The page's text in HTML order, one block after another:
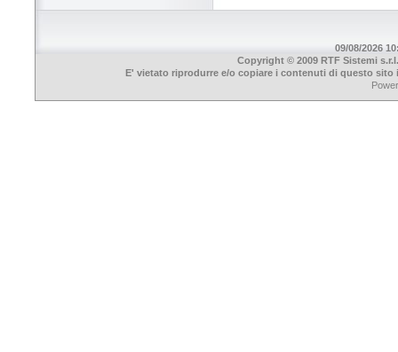
09/08/2026
Copyright © 2009 RTF Sistemi
E' vietato riprodurre e/o copiare i contenuti di questo